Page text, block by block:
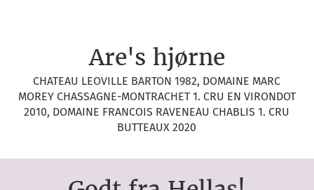
Are's hjørne
CHATEAU LEOVILLE BARTON 1982, DOMAINE MARC
MOREY CHASSAGNE-MONTRACHET 1. CRU EN VIRONDOT
2010, DOMAINE FRANCOIS RAVENEAU CHABLIS 1. CRU
BUTTEAUX 2020